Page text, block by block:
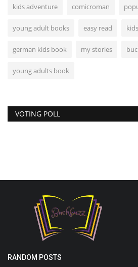
kids adventure comicroman
young adult books easy read
german kids book my stories
young adults book
VOTING POLL
RANDOM POSTS